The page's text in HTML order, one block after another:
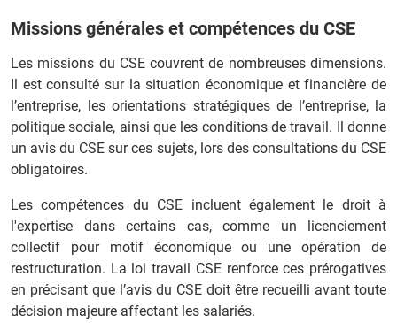
Missions générales et compétences du CSE
Les missions du CSE couvrent de nombreuses dimensions.
Il est consulté sur la situation économique et financière de
l’entreprise, les orientations stratégiques de l’entreprise, la
politique sociale, ainsi que les conditions de travail. Il donne
un avis du CSE sur ces sujets, lors des consultations du CSE
obligatoires.
Les compétences du CSE incluent également le droit à
l'expertise dans certains cas, comme un licenciement
collectif pour motif économique ou une opération de
restructuration. La loi travail CSE renforce ces prérogatives
en précisant que l’avis du CSE doit être recueilli avant toute
décision majeure affectant les salariés.